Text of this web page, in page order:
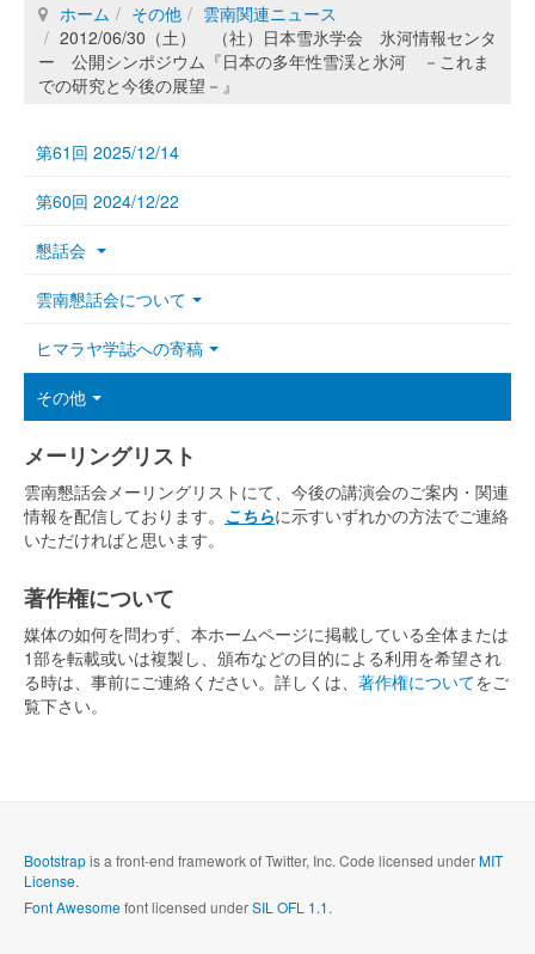
ホーム その他
雲南関連ニュース
2012/06/30（土） （社）日本雪氷学会 氷河情報センタ
ー 公開シンポジウム『日本の多年性雪渓と氷河 －これま
での研究と今後の展望－』
第61回 2025/12/14
第60回 2024/12/22
懇話会
雲南懇話会について
ヒマラヤ学誌への寄稿
その他
メーリングリスト
雲南懇話会メーリングリストにて、今後の講演会のご案内・関連
情報を配信しております。 こちらに示すいずれかの方法でご連絡
いただければと思います。
著作権について
媒体の如何を問わず、本ホームページに掲載している全体または
1部を転載或いは複製し、頒布などの目的による利用を希望され
る時は、事前にご連絡ください。詳しくは、 著作権についてをご
覧下さい。
Bootstrapis a front-end framework of Twitter, Inc. Code licensed underMIT
License.
Font Awesomefont licensed underSIL OFL 1.1.